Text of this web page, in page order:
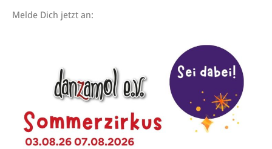
Melde Dich jetzt an: